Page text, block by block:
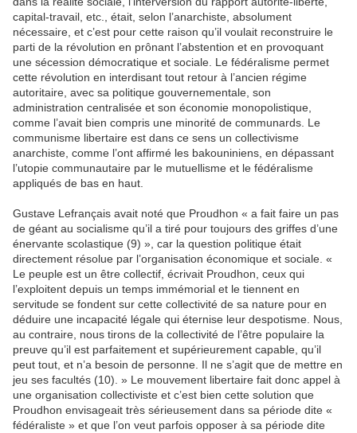
capital-travail, etc., était, selon l’anarchiste, absolument
nécessaire, et c’est pour cette raison qu’il voulait reconstruire le
parti de la révolution en prônant l’abstention et en provoquant
une sécession démocratique et sociale. Le fédéralisme permet
cette révolution en interdisant tout retour à l’ancien régime
autoritaire, avec sa politique gouvernementale, son
administration centralisée et son économie monopolistique,
comme l’avait bien compris une minorité de communards. Le
communisme libertaire est dans ce sens un collectivisme
anarchiste, comme l’ont affirmé les bakouniniens, en dépassant
l’utopie communautaire par le mutuellisme et le fédéralisme
appliqués de bas en haut.
Gustave Lefrançais avait noté que Proudhon « a fait faire un pas
de géant au socialisme qu’il a tiré pour toujours des griffes d’une
énervante scolastique (9) », car la question politique était
directement résolue par l’organisation économique et sociale. «
Le peuple est un être collectif, écrivait Proudhon, ceux qui
l’exploitent depuis un temps immémorial et le tiennent en
servitude se fondent sur cette collectivité de sa nature pour en
déduire une incapacité légale qui éternise leur despotisme. Nous,
au contraire, nous tirons de la collectivité de l’être populaire la
preuve qu’il est parfaitement et supérieurement capable, qu’il
peut tout, et n’a besoin de personne. Il ne s’agit que de mettre en
jeu ses facultés (10). » Le mouvement libertaire fait donc appel à
une organisation collectiviste et c’est bien cette solution que
Proudhon envisageait très sérieusement dans sa période dite «
fédéraliste » et que l’on veut parfois opposer à sa période dite